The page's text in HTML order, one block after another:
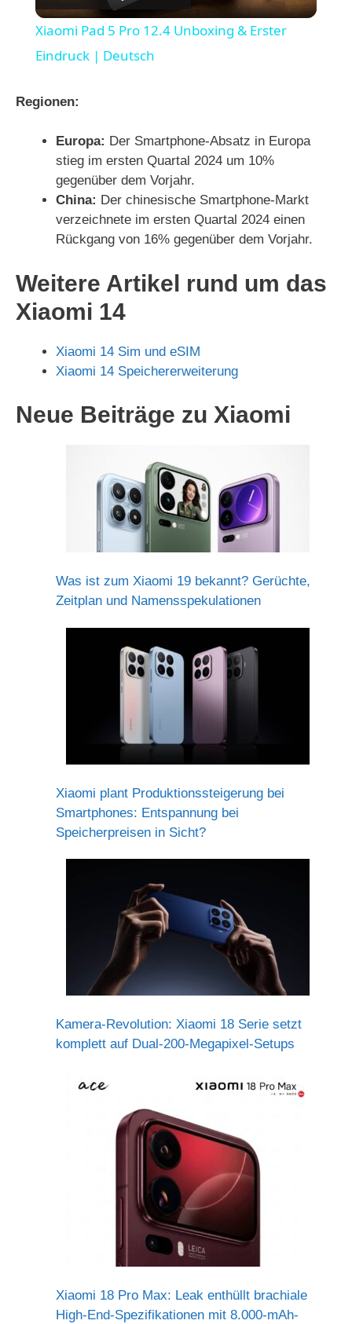
l
V
i
d
e
Xiaomi Pad 5 Pro 12.4 Unboxing & Erster
Eindruck | Deutsch
Regionen:
Europa: Der Smartphone-Absatz in Europa
stieg im ersten Quartal 2024 um 10%
gegenüber dem Vorjahr.
China: Der chinesische Smartphone-Markt
verzeichnete im ersten Quartal 2024 einen
Rückgang von 16% gegenüber dem Vorjahr.
Weitere Artikel rund um das
Xiaomi 14
Xiaomi 14 Sim und eSIM
Xiaomi 14 Speichererweiterung
Neue Beiträge zu Xiaomi
Was ist zum Xiaomi 19 bekannt? Gerüchte,
Zeitplan und Namensspekulationen
Xiaomi plant Produktionssteigerung bei
Smartphones: Entspannung bei
Speicherpreisen in Sicht?
Kamera-Revolution: Xiaomi 18 Serie setzt
komplett auf Dual-200-Megapixel-Setups
Xiaomi 18 Pro Max: Leak enthüllt brachiale
High-End-Spezifikationen mit 8.000-mAh-